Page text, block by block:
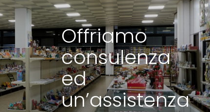
Offriamo
consulenza
ed
un’assistenza